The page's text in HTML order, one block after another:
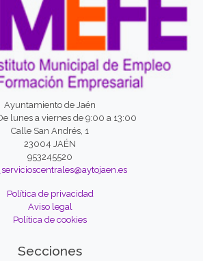
Ayuntamiento de Jaén
lunes a viernes de 9:00 a 13:00
Calle San Andrés, 1
23004 JAÉN
953245520
Política de privacidad
Aviso legal
Política de cookies
Secciones